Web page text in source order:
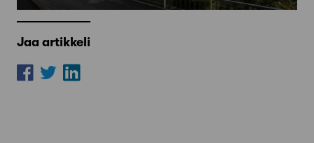
Jaa artikkeli